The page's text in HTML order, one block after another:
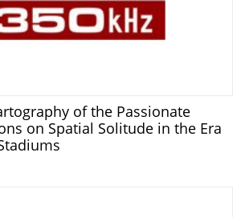
of the Passionate
on Spatial Solitude in the Era